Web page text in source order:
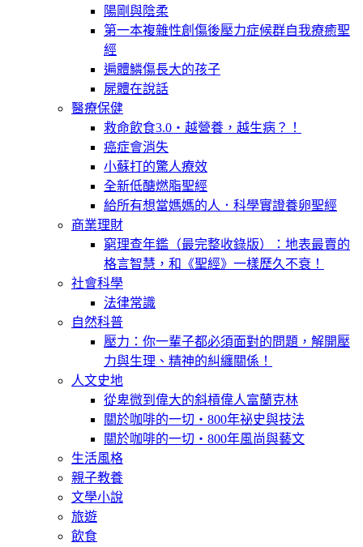
陽剛與陰柔
第一本複雜性創傷後壓力症候群自我療癒聖
經
遍體鱗傷長大的孩子
屍體在說話
醫療保健
救命飲食3.0‧越營養，越生病？！
癌症會消失
小蘇打的驚人療效
全新低醣燃脂聖經
給所有想當媽媽的人．科學實證養卵聖經
商業理財
窮理查年鑑（最完整收錄版）：地表最賣的
格言智慧，和《聖經》一樣歷久不衰！
社會科學
法律常識
自然科普
壓力：你一輩子都必須面對的問題，解開壓
力與生理、精神的糾纏關係！
人文史地
從卑微到偉大的斜槓偉人富蘭克林
關於咖啡的一切‧800年祕史與技法
關於咖啡的一切‧800年風尚與藝文
生活風格
親子教養
文學小說
旅遊
飲食